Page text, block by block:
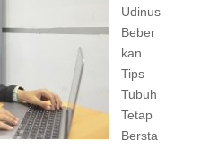
Udinus
Beber
kan
Tips
Tubuh
Tetap
Bersta